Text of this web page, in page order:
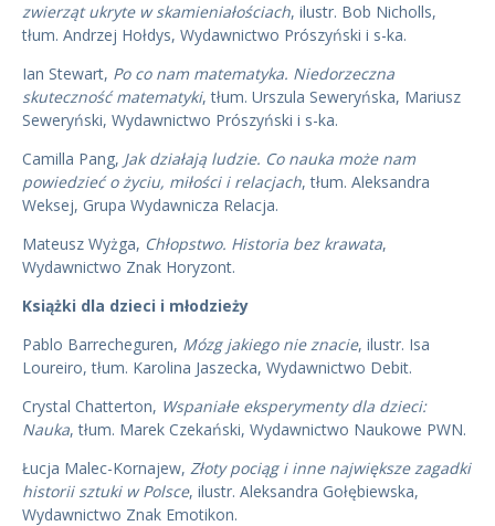
zwierząt ukryte w skamieniałościach, ilustr. Bob Nicholls,
tłum. Andrzej Hołdys, Wydawnictwo Prószyński i s-ka.
Ian Stewart, Po co nam matematyka. Niedorzeczna
skuteczność matematyki, tłum. Urszula Seweryńska, Mariusz
Seweryński, Wydawnictwo Prószyński i s-ka.
Camilla Pang, Jak działają ludzie. Co nauka może nam
powiedzieć o życiu, miłości i relacjach, tłum. Aleksandra
Weksej, Grupa Wydawnicza Relacja.
Mateusz Wyżga, Chłopstwo. Historia bez krawata,
Wydawnictwo Znak Horyzont.
Książki dla dzieci i młodzieży
Pablo Barrecheguren, Mózg jakiego nie znacie, ilustr. Isa
Loureiro, tłum. Karolina Jaszecka, Wydawnictwo Debit.
Crystal Chatterton, Wspaniałe eksperymenty dla dzieci:
Nauka, tłum. Marek Czekański, Wydawnictwo Naukowe PWN.
Łucja Malec-Kornajew, Złoty pociąg i inne największe zagadki
historii sztuki w Polsce, ilustr. Aleksandra Gołębiewska,
Wydawnictwo Znak Emotikon.